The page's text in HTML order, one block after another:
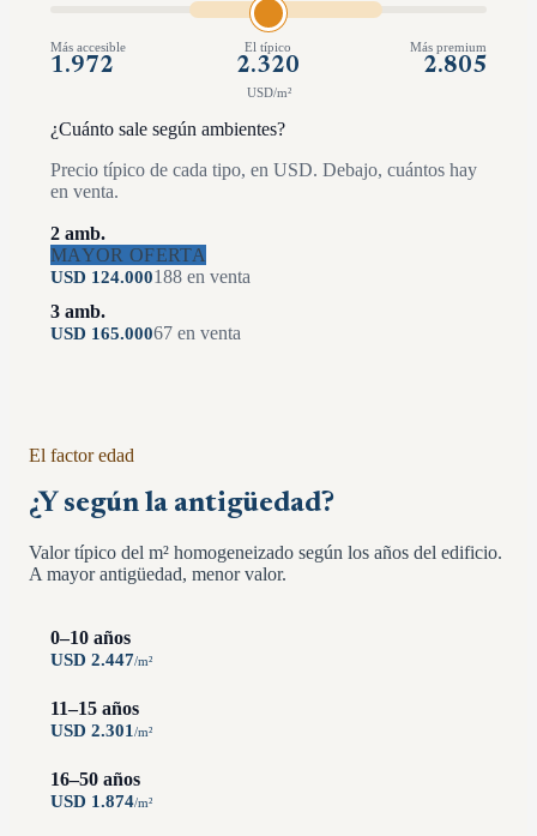
Más accesible
1.972
El típico
2.320
Más premium
2.805
USD/m²
¿Cuánto sale según ambientes?
Precio típico de cada tipo, en USD. Debajo, cuántos hay
en venta.
2 amb.
MAYOR OFERTA
USD 124.000188 en venta
3 amb.
USD 165.00067 en venta
El factor edad
¿Y según la antigüedad?
Valor típico del m² homogeneizado según los años del edificio.
A mayor antigüedad, menor valor.
0–10 años
USD 2.447/m²
11–15 años
USD 2.301/m²
16–50 años
USD 1.874/m²